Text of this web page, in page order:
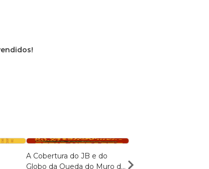
A Cobertura do JB e do
Globo da Queda do Muro de And Globo About The